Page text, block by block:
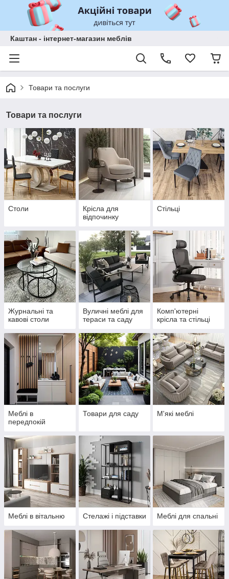
Каштан - інтернет-магазин меблів
Товари та послуги
Товари та послуги
Столи
Крісла для
відпочинку
Стільці
Журнальні та
кавові столи
Вуличні меблі для
тераси та саду
Комп'ютерні
крісла та стільці
Меблі в
передпокій
Товари для саду М'які меблі
Меблі в вітальню Стелажі і підставки Меблі для спальні